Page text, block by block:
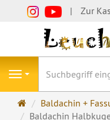
Zur
Navigation
Startseite
Baldachin +
Baldachin